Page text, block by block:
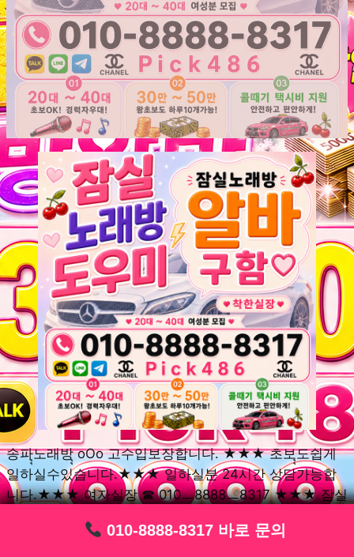
010-8888-8317 바로 문의
010-8888-8317 바로 문의
010-8888-8317 바로 문의
010-8888-8317 바로 문의
010-8888-8317 바로 문의
010-8888-8317 바로 문의
송파ุุ노래방ุุ oOo 고수입보장합니다. ★★★ 초보ุุ도쉽게
일하실수있습니다.★★★ 일하실분 24시간 상담가능합
니다.★★★ 여자실장 ☎ 010ㅡ8888ㅡ8317 ★★★ 잠실
요. 여성ㅣุุ알바ุุㅣ여기 신천동ุุ노래방ุุ ◞✿ 풍납동ุุ노래방ุุ
010-8888-8317 바로 문의
010-8888-8317 바로 문의
010-8888-8317 바로 문의